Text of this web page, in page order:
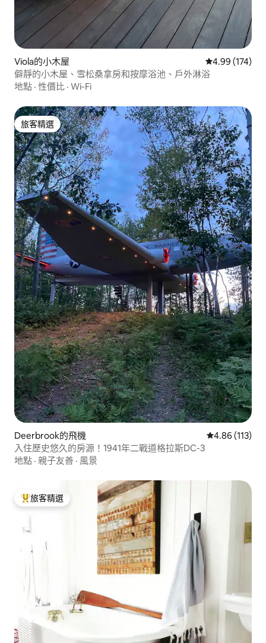
Viola的小木屋 從 174 則評價
4.99 (174)
僻靜的小木屋、雪松桑拿房和按摩浴池、戶外淋浴
地點 · 性價比 · Wi-Fi
旅客精選
旅客精選
Deerbrook的飛機 從 113 則評價
4.86 (113)
入住歷史悠久的房源！1941年二戰道格拉斯DC-3
地點 · 親子友善 · 風景
旅客精選榜首
旅客精選